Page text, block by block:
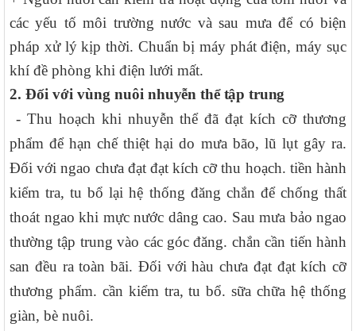
các yếu tố môi trường nước và sau mưa để có biện
pháp xử lý kịp thời.Chuẩn bịmáy phát điện, máy sục
khí đề phòng khi điện lưới mất.
2. Đối với vùng nuôi nhuyễn thể tập trung
- Thu hoạch khi nhuyễn thể đã đạt kích cỡ thương
phẩm để hạn chế thiệt hại do mưa bão, lũ lụt gây ra.
Đối với ngao chưa đạt đạt kích cỡ thu hoạch. tiền hành
kiểm tra, tu bổ lại hệ thống đăng chắn để chống thất
thoát ngao khi mực nước dâng cao. Sau mưa bảo ngao
thường tập trung vào các góc đăng. chắn cần tiến hành
san đều ra toàn bãi. Đối với hàu chưa đạt đạt kích cỡ
thương phẩm. cần kiểm tra, tu bổ. sữa chữa hệ thống
giàn, bè nuôi.